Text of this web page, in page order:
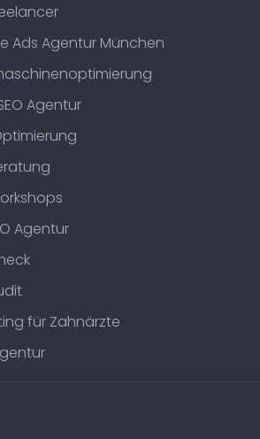
Ads Agentur München
Agentur
Agentur
für Zahnärzte